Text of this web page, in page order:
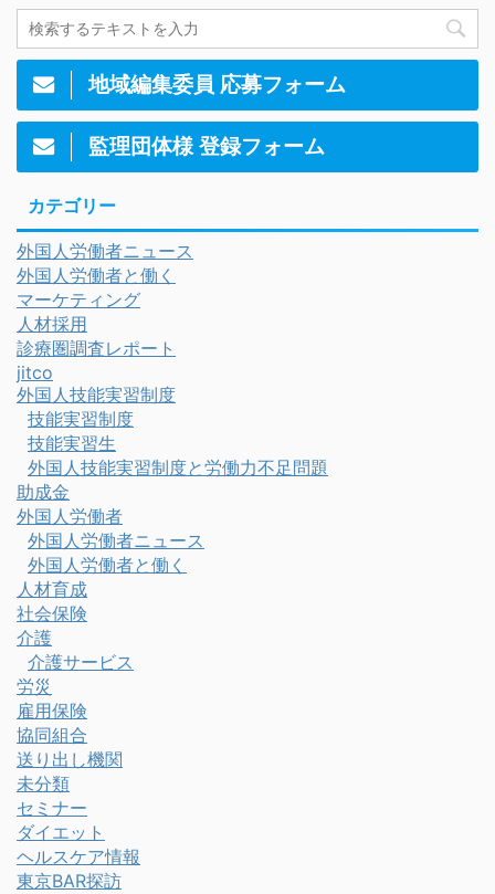
地域編集委員 応募フォーム
監理団体様 登録フォーム
カテゴリー
外国人労働者ニュース
外国人労働者と働く
マーケティング
人材採用
診療圏調査レポート
jitco
外国人技能実習制度
技能実習制度
技能実習生
外国人技能実習制度と労働力不足問題
助成金
外国人労働者
外国人労働者ニュース
外国人労働者と働く
人材育成
社会保険
介護
介護サービス
労災
雇用保険
協同組合
送り出し機関
未分類
セミナー
ダイエット
ヘルスケア情報
東京BAR探訪